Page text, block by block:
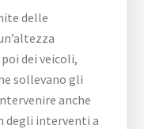
delle
dei veicoli,
sollevano gli
anche
degli interventi a